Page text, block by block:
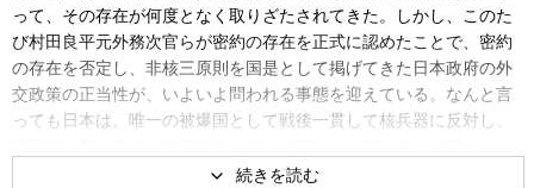
って、その存在が何度となく取りざたされてきた。しかし、このた
び村田良平元外務次官らが密約の存在を正式に認めたことで、密約
の存在を否定し、非核三原則を国是として掲げてきた日本政府の外
交政策の正当性が、いよいよ問われる事態を迎えている。なんと言
っても日本は、唯一の被爆国として戦後一貫して核兵器に反対し、
もかかわらず、その国が実は自国への核兵器の持ち込みを容認し、